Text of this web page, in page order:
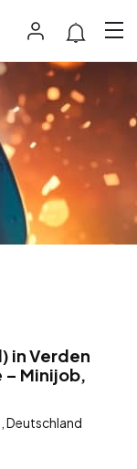
in Verden
– Minijob,
Deutschland